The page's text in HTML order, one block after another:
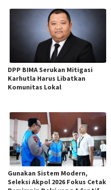
DPP BIMA Serukan Mitigasi
Karhutla Harus Libatkan
Komunitas Lokal
Gunakan Sistem Modern,
Seleksi Akpol 2026 Fokus Cetak